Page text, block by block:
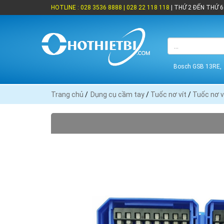
HOTLINE : 028 3536 8888 | 028 22 118 118 | THỨ 2 ĐẾN THỨ
Bosch GSB 13RE,
Trang chủ / Dụng cụ cầm tay/ Tuốc nơ vít / Tuốc nơ